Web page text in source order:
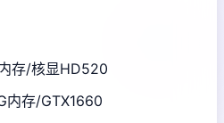
存/核显HD520
内存/GTX1660